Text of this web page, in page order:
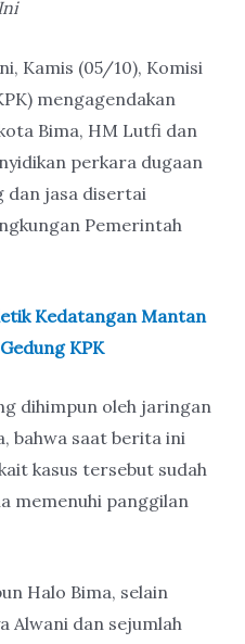
Kamis (05/10), Komisi
mengagendakan
Bima, HM Lutfi dan
perkara dugaan
dan jasa disertai
Pemerintah
Kedatangan Mantan
KPK
dihimpun oleh jaringan
bahwa saat berita ini
kasus tersebut sudah
memenuhi panggilan
Halo Bima, selain
Alwani dan sejumlah